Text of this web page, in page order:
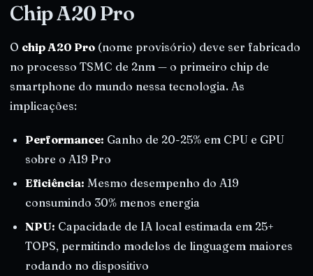
Chip A20 Pro
O chip A20 Pro (nome provisório) deve ser fabricado
no processo TSMC de 2nm — o primeiro chip de
smartphone do mundo nessa tecnologia. As
implicações:
Performance: Ganho de 20-25% em CPU e GPU
sobre o A19 Pro
Eficiência: Mesmo desempenho do A19
consumindo 30% menos energia
NPU: Capacidade de IA local estimada em 25+
TOPS, permitindo modelos de linguagem maiores
rodando no dispositivo